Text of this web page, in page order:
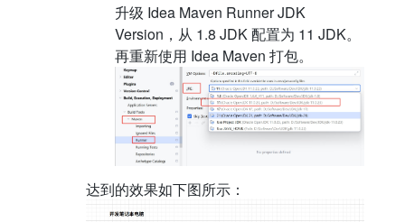
升级 Idea Maven Runner JDK
Version，从 1.8 JDK 配置为 11 JDK。
再重新使用 Idea Maven 打包。
达到的效果如下图所示：